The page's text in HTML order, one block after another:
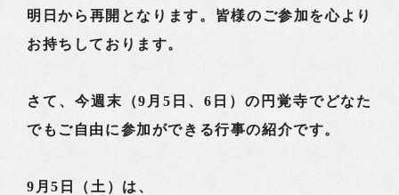
明日から再開となります。皆様のご参加を心より
お持ちしております。
さて、今週末（9月5日、6日）の円覚寺でどなた
でもご自由に参加ができる行事の紹介です。
9月5日（土）は、